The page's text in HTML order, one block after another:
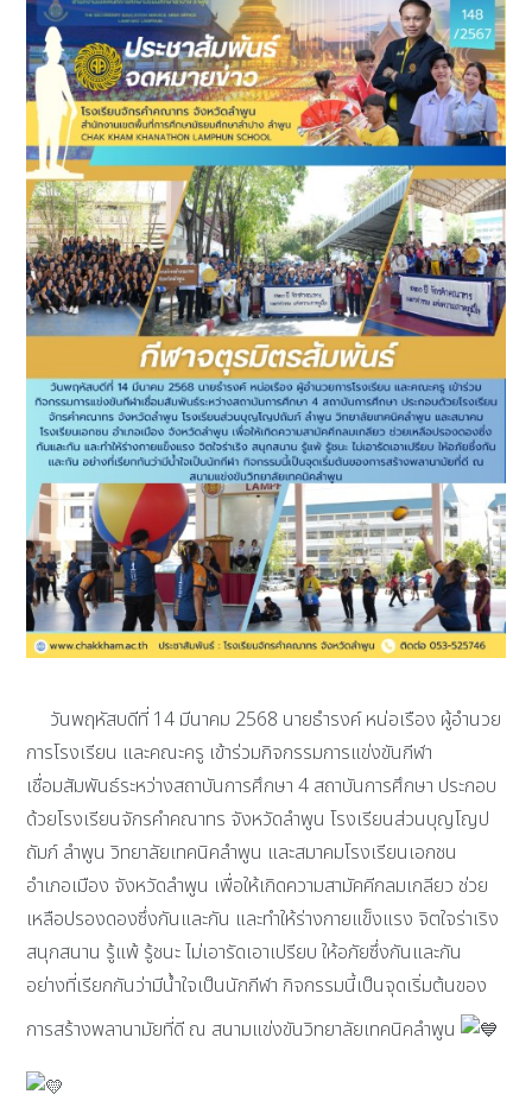
วันพฤหัสบดีที่ 14 มีนาคม 2568 นายธำรงค์ หน่อเรือง ผู้อำนวย
การโรงเรียน และคณะครู เข้าร่วมกิจกรรมการแข่งขันกีฬา
เชื่อมสัมพันธ์ระหว่างสถาบันการศึกษา 4 สถาบันการศึกษา ประกอบ
ด้วยโรงเรียนจักรคำคณาทร จังหวัดลำพูน โรงเรียนส่วนบุญโญป
ถัมภ์ ลำพูน วิทยาลัยเทคนิคลำพูน และสมาคมโรงเรียนเอกชน
อำเภอเมือง จังหวัดลำพูน เพื่อให้เกิดความสามัคคีกลมเกลียว ช่วย
เหลือปรองดองซึ่งกันและกัน และทำให้ร่างกายแข็งแรง จิตใจร่าเริง
สนุกสนาน รู้แพ้ รู้ชนะ ไม่เอารัดเอาเปรียบ ให้อภัยซึ่งกันและกัน
อย่างที่เรียกกันว่ามีน้ำใจเป็นนักกีฬา กิจกรรมนี้เป็นจุดเริ่มต้นของ
การสร้างพลานามัยที่ดี ณ สนามแข่งขันวิทยาลัยเทคนิคลำพูน